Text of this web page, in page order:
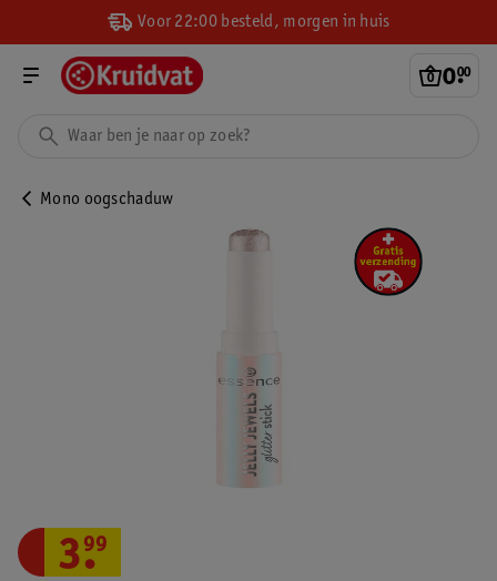
Voor 22:00 besteld, morgen in huis
0.
00
Mono oogschaduw
3.
99